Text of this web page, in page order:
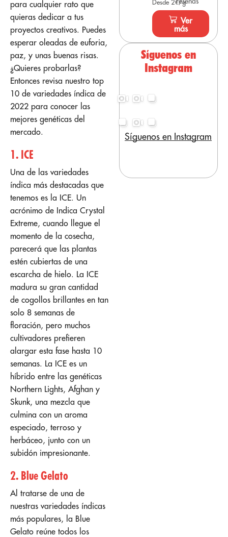
para cualquier rato que
quieras dedicar a tus
proyectos creativos. Puedes
esperar oleadas de euforia,
paz, y unas buenas risas.
¿Quieres probarlas?
Entonces revisa nuestro top
10 de variedades índica de
2022 para conocer las
mejores genéticas del
mercado.
1. ICE
Una de las variedades
índica más destacadas que
tenemos es la ICE. Un
acrónimo de Indica Crystal
Extreme, cuando llegue el
momento de la cosecha,
parecerá que las plantas
estén cubiertas de una
escarcha de hielo. La ICE
madura su gran cantidad
de cogollos brillantes en tan
solo 8 semanas de
floración, pero muchos
cultivadores prefieren
alargar esta fase hasta 10
semanas. La ICE es un
híbrido entre las genéticas
Northern Lights, Afghan y
Skunk, una mezcla que
culmina con un aroma
especiado, terroso y
herbáceo, junto con un
subidón impresionante.
2. Blue Gelato
Al tratarse de una de
nuestras variedades índicas
más populares, la Blue
Gelato reúne todos los
Desde 2€/g
Ver
más
Síguenos en
Instagram
Síguenos en Instagram